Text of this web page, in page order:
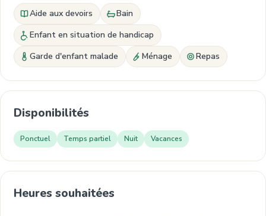
Aide aux devoirs
Bain
Enfant en situation de handicap
Garde d'enfant malade
Ménage Repas
Disponibilités
Ponctuel Temps partiel Nuit Vacances
Heures souhaitées